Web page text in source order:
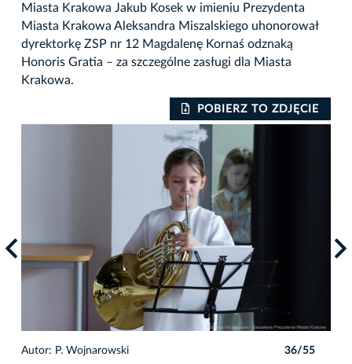
Miasta Krakowa Jakub Kosek w imieniu Prezydenta
Miasta Krakowa Aleksandra Miszalskiego uhonorował
dyrektorkę ZSP nr 12 Magdalenę Kornaś odznaką
Honoris Gratia – za szczególne zasługi dla Miasta
Krakowa.
POBIERZ TO ZDJĘCIE
Autor: P. Wojnarowski 36/55